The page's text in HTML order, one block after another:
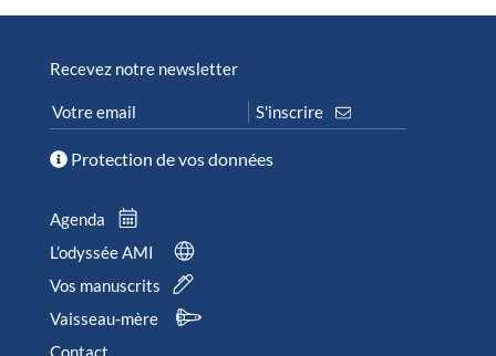
Recevez notre newsletter
Protection de vos données
Agenda
L’odyssée AMI
Vos manuscrits
Vaisseau-mère
Contact